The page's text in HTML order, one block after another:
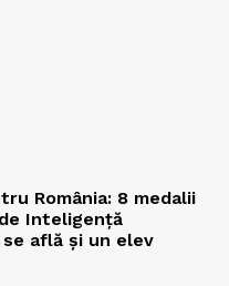
România: 8 medalii
Inteligență
află și un elev